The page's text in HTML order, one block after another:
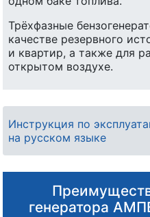
Трёхфазные
качестве резервного
и квартир, а также для
открытом воздухе.
Инструкция по
на русском языке
генератора